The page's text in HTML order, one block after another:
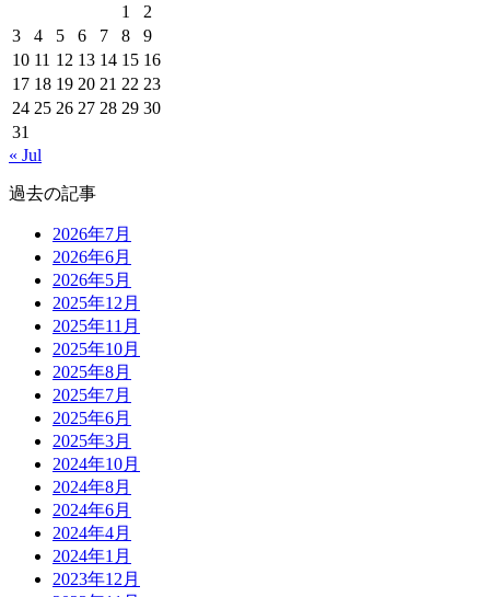
1
2
3
4 5 6 7 8
9
10 11 12 13 14 15 16
17 18 19 20 21 22 23
24 25 26 27 28 29 30
31
« Jul
過去の記事
2026年7月
2026年6月
2026年5月
2025年12月
2025年11月
2025年10月
2025年8月
2025年7月
2025年6月
2025年3月
2024年10月
2024年8月
2024年6月
2024年4月
2024年1月
2023年12月